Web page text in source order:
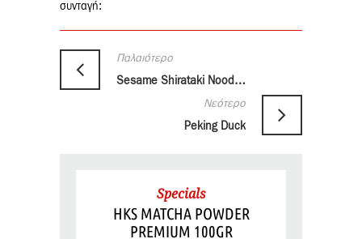
συνταγή:
Παλαιότερο
Sesame Shirataki Noodles
Νεότερο
Peking Duck
Specials
HKS MATCHA POWDER
PREMIUM 100GR